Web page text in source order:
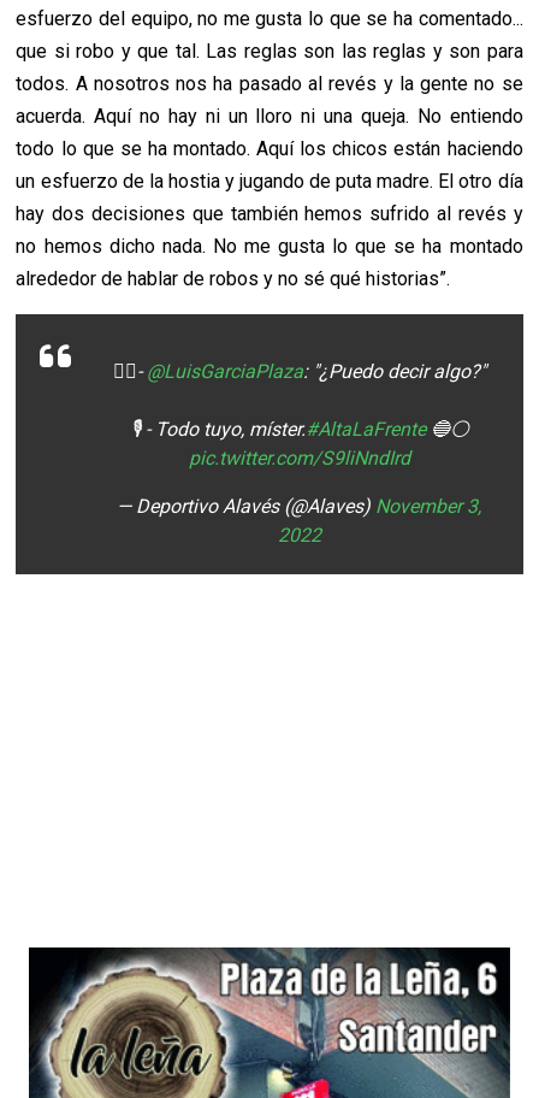
esfuerzo del equipo, no me gusta lo que se ha comentado...
que si robo y que tal. Las reglas son las reglas y son para
todos. A nosotros nos ha pasado al revés y la gente no se
acuerda. Aquí no hay ni un lloro ni una queja. No entiendo
todo lo que se ha montado. Aquí los chicos están haciendo
un esfuerzo de la hostia y jugando de puta madre. El otro día
hay dos decisiones que también hemos sufrido al revés y
no hemos dicho nada. No me gusta lo que se ha montado
alrededor de hablar de robos y no sé qué historias”.
🙋‍♂️-@LuisGarciaPlaza: "¿Puedo decir algo?"
🎙️ - Todo tuyo, míster.#AltaLaFrente🔵⚪️
pic.twitter.com/S9liNndIrd
— Deportivo Alavés (@Alaves) November 3,
2022